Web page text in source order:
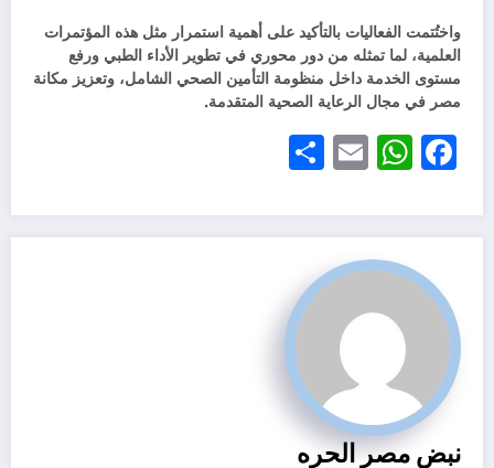
واختُتمت الفعاليات بالتأكيد على أهمية استمرار مثل هذه المؤتمرات
العلمية، لما تمثله من دور محوري في تطوير الأداء الطبي ورفع
مستوى الخدمة داخل منظومة التأمين الصحي الشامل، وتعزيز مكانة
مصر في مجال الرعاية الصحية المتقدمة.
Facebook
WhatsApp
Email
نبض مصر الحره